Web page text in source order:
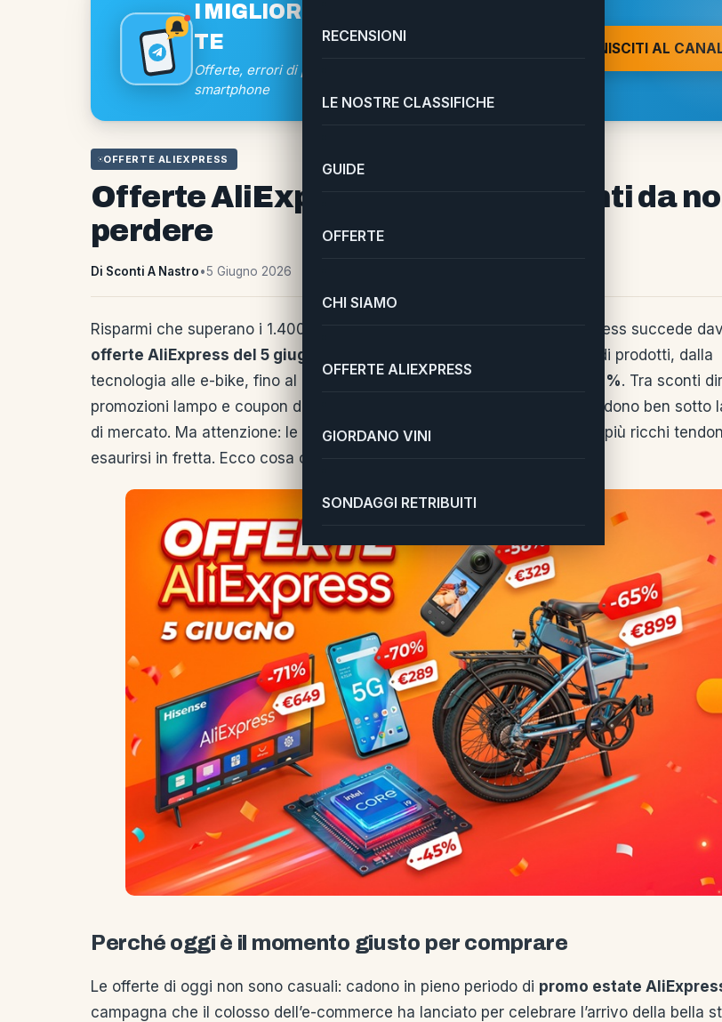
RECENSIONI
LE NOSTRE CLASSIFICHE
GUIDE
OFFERTE
CHI SIAMO
OFFERTE ALIEXPRESS
GIORDANO VINI
SONDAGGI RETRIBUITI
I MIGLIORI SCONTI A UN CLIC DA
TE
Offerte, errori di prezzo e coupon direttamente sul tuo
smartphone
UNISCITI AL
OFFERTE ALIEXPRESS
Offerte AliExpress 5 giugno: sconti da
perdere
Di Sconti A Nastro•5 Giugno 2026
Risparmi che superano i 1.400€ su un singolo prodotto? Oggi su AliExpress succede
offerte AliExpress del 5 giugno
portano in primo piano una selezione di prodotti, dalla
tecnologia alle e-bike, fino al gaming, con ribassi che arrivano fino al
71%. Tra sconti
promozioni lampo e coupon da applicare al checkout, molti articoli scendono ben sotto
di mercato. Ma attenzione: le occasioni migliori durano poco e i coupon più ricchi
esaurirsi in fretta. Ecco cosa conviene mettere nel carrello adesso.
Perché oggi è il momento giusto per comprare
Le offerte di oggi non sono casuali: cadono in pieno periodo di promo estate
campagna che il colosso dell’e-commerce ha lanciato per celebrare l’arrivo della bella